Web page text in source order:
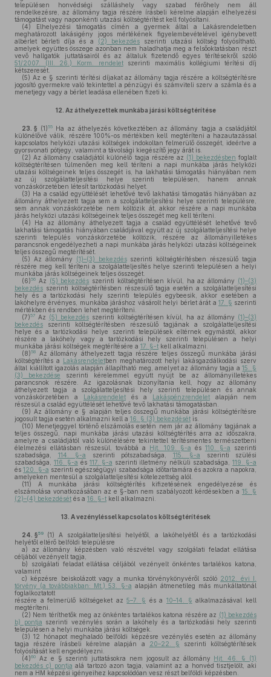
településen honvédségi szálláshely vagy szabad férőhely nem áll
rendelkezésre, az állomány tagja részére írásbeli kérelme alapján elhelyezési
támogatást vagy naponkénti utazási költségtérítést kell folyósítani.
(4) Elhelyezési támogatás címén a gyermek által a Lakásrendeletben
meghatározott lakásigény jogos mértékének figyelembevételével igénybevett
albérlet bérleti díja és a (2) bekezdés szerinti utazási költség folyósítható,
amelyek együttes összege azonban nem haladhatja meg a felsőoktatásban részt
vevő hallgatók juttatásairól és az általuk fizetendő egyes térítésekről szóló
51/2007. (III. 26.) Korm. rendeletszerinti maximális kollégiumi térítési díj
kétszeresét.
(5) Az e § szerinti térítési díjakat az állomány tagja részére a költségtérítésre
jogosító gyermekre való tekintettel a pénzügyi és számviteli szerv a számla és a
menetjegy vagy a bérlet leadása ellenében fizeti ki.
12. Az áthelyezettek munkába járási költségtérítése
23. § (1)55
Ha az áthelyezés következtében az állomány tagja a családjától
különélővé válik, részére 100%-os mértékben kell megtéríteni a hazautazással
kapcsolatos helyközi utazási költségek indokoltan felmerülő összegét, ideértve a
gyorsvonati pótjegy, valamint a távolsági kiegészítő jegy árát is.
(2) Az állomány családjától különélő tagja részére az (1) bekezdésben foglalt
költségtérítésen túlmenően meg kell téríteni a napi munkába járás helyközi
utazási költségeinek teljes összegét is, ha lakhatási támogatás hiányában nem
az új szolgálatteljesítési helye szerinti településen, hanem annak
vonzáskörzetében létesít tartózkodási helyet.
(3) Ha a család együttélését lehetővé tevő lakhatási támogatás hiányában az
állomány áthelyezett tagja sem a szolgálatteljesítési helye szerinti településre,
sem annak vonzáskörzetébe nem költözik át, akkor részére a napi munkába
járás helyközi utazási költségeinek teljes összegét meg kell téríteni.
(4) Ha az állomány áthelyezett tagja a család együttélését lehetővé tevő
lakhatási támogatás hiányában családjával együtt az új szolgálatteljesítési helye
szerinti település vonzáskörzetébe költözik, részére az állományilletékes
parancsnok engedélyezheti a napi munkába járás helyközi utazási költségeinek
teljes összegű megtérítését.
(5) Az állomány (1)–(3) bekezdésszerinti költségtérítésben részesülő tagja
részére meg kell téríteni a szolgálatteljesítés helye szerinti településen a helyi
munkába járás költségeinek teljes összegét.
(6)56 Az (5) bekezdés szerinti költségtérítésen kívül, ha az állomány (1)–(3)
bekezdés szerinti költségtérítésben részesülő tagja esetén a szolgálatteljesítési
hely és a tartózkodási hely szerinti település egybeesik, akkor esetében a
lakóhelyre érvényes, munkába járáshoz vásárolt helyi bérlet árát a17. § szerinti
mértékben és rendben lehet megtéríteni.
(7)57 Az (5) bekezdésszerinti költségtérítésen kívül, ha az állomány (1)–(3)
bekezdés szerinti költségtérítésben részesülő tagjának a szolgálatteljesítési
helye és a tartózkodási helye szerinti települések eltérnek egymástól, akkor
részére a lakóhely vagy a tartózkodási hely szerinti településen a helyi
munkába járási költségek megtérítésére a 17. §-t kell alkalmazni.
(8)58
Az állomány áthelyezett tagja részére teljes összegű munkába járási
költségtérítés a Lakásrendeletben meghatározott helyi lakásgazdálkodási szerv
által kiállított igazolás alapján állapítható meg, amelyet az állomány tagja a15. §
(3) bekezdése szerinti kérelemmel együtt nyújt be az állományilletékes
parancsnok részére. Az igazolásnak bizonyítania kell, hogy az állomány
áthelyezett tagja a szolgálatteljesítési hely szerinti településen és annak
vonzáskörzetében a Lakásrendelet és a Lakáspénzrendelet alapján nem
részesül a család együttélését lehetővé tevő lakhatási támogatásban.
(9) Az állomány e § alapján teljes összegű munkába járási költségtérítésre
jogosult tagja esetén alkalmazni kell a 16. § (3) bekezdését is.
(10) Menetjeggyel történő elszámolás esetén nem jár az állomány tagjának a
teljes összegű, napi munkába járási utazási költségtérítés arra az időszakra,
amelyre a családjától való különélésére tekintettel térítésmentes természetbeni
élelmezési ellátásban részesül, továbbá a Hjt. 109. §-a és 110. §-a szerinti
szabadsága, 114. §-a szerinti pótszabadsága, 115. §-a szerinti szülési
szabadsága, 116. §-a és 117. §-a szerinti illetmény nélküli szabadsága,119. §-a
és120. §-a szerinti egészségügyi szabadsága időtartamára és azokra a napokra,
amelyeken mentesül a szolgálatteljesítési kötelezettség alól.
(11) A munkába járási költségtérítés kifizetésének engedélyezése és
elszámolása vonatkozásában az e §-ban nem szabályozott kérdésekben a15. §
(2)–(4) bekezdését és a 16. §-t kell alkalmazni.
13. A vezényléssel kapcsolatos költségtérítések
24. §59 (1) A szolgálatteljesítési helyétől, a lakóhelyétől és a tartózkodási
helyétől eltérő belföldi településre
a) az állomány képzésben való részvétel vagy szolgálati feladat ellátása
céljából vezényelt tagja,
b) szolgálati feladat ellátása céljából vezényelt önkéntes tartalékos katona,
valamint
c) képzésre beiskolázott vagy a munka törvénykönyvéről szóló 2012. évi I.
törvény (a továbbiakban: Mt.) 53. §-a alapján átmenetileg más munkáltatónál
foglalkoztatott
részére a felmerülő költségeket az5–7. § és a10–14. § alkalmazásával kell
megtéríteni.
(2) Nem téríthetők meg az önkéntes tartalékos katona részére az (1) bekezdés
b) pontja szerinti vezénylés során a lakóhely és a tartózkodási hely szerinti
településen a helyi munkába járási költségek.
(3) 12 hónapot meghaladó belföldi képzésre vezénylés esetén az állomány
tagja részére írásbeli kérelme alapján a
20–22. § szerinti költségtérítések
folyósítását kell engedélyezni.
(4)60 Az e § szerinti juttatásokra nem jogosult az állomány Hjt. 46. § (1)
bekezdés c) pontja alá tartozó azon tagja, valamint az a honvéd tisztjelölt, aki
nem a HM képzési igényeihez kapcsolódóan vesz részt belföldi képzésben.